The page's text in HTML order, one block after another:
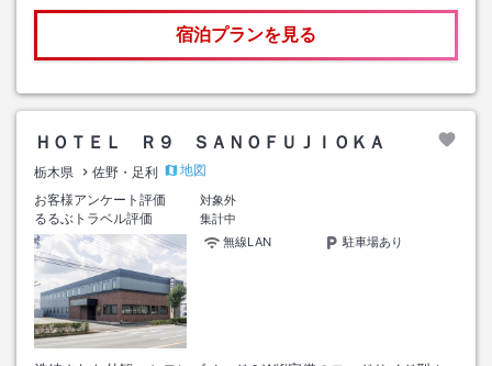
宿泊プランを見る
ＨＯＴＥＬ Ｒ９ ＳＡＮＯＦＵＪＩＯＫＡ
栃木県 佐野・足利
地図
お客様アンケート評価
対象外
るるぶトラベル評価
集計中
無線LAN
駐車場あり